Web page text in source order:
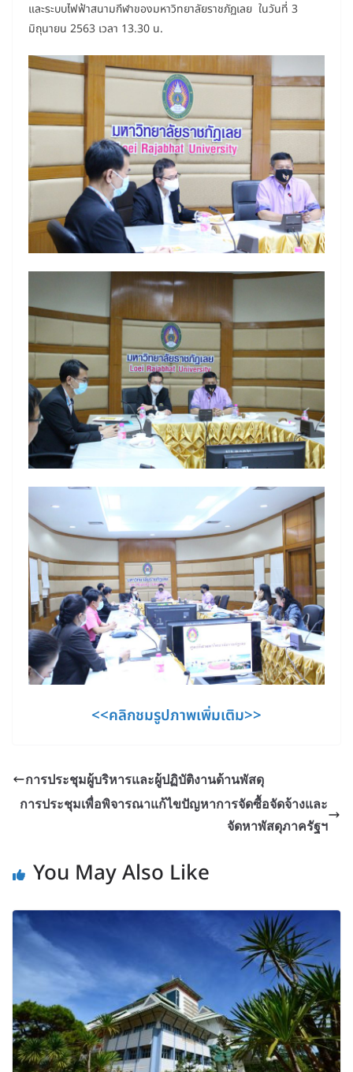
และระบบไฟฟ้าสนามกีฬาของมหาวิทยาลัยราชภัฏเลย ในวันที่ 3
มิถุนายน 2563 เวลา 13.30 น.
<<คลิกชมรูปภาพเพิ่มเติม>>
การประชุมผู้บริหารและผู้ปฏิบัติงานด้านพัสดุ
การประชุมเพื่อพิจารณาแก้ไขปัญหาการจัดซื้อจัดจ้างและ
จัดหาพัสดุภาครัฐฯ
You May Also Like